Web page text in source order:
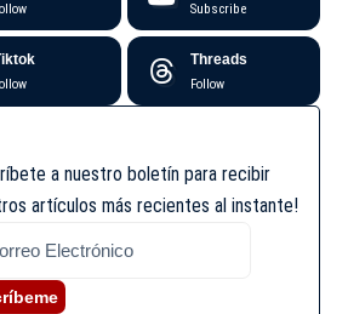
Subscribe
Threads
Follow
a nuestro boletín para recibir
artículos más recientes al instante!